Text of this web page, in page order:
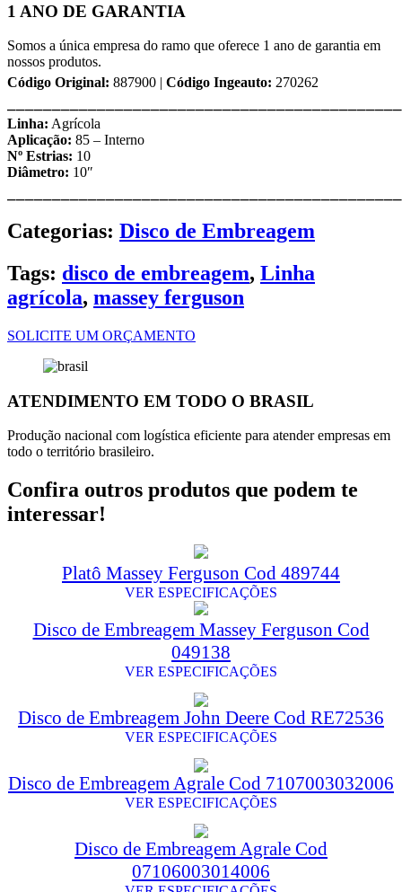
1 ANO DE GARANTIA
Somos a única empresa do ramo que oferece 1 ano de garantia em
nossos produtos.
Código Original: 887900 | Código Ingeauto: 270262
Linha: Agrícola
Aplicação: 85 – Interno
Nº Estrias: 10
Diâmetro: 10″
Categorias: Disco de Embreagem
Tags: disco de embreagem, Linha
agrícola, massey ferguson
SOLICITE UM ORÇAMENTO
ATENDIMENTO EM TODO O BRASIL
Produção nacional com logística eficiente para atender empresas em
todo o território brasileiro.
Confira outros produtos que podem te
interessar!
Platô Massey Ferguson Cod 489744
VER ESPECIFICAÇÕES
Disco de Embreagem Massey Ferguson Cod
049138
VER ESPECIFICAÇÕES
Disco de Embreagem John Deere Cod RE72536
VER ESPECIFICAÇÕES
Disco de Embreagem Agrale Cod 7107003032006
VER ESPECIFICAÇÕES
Disco de Embreagem Agrale Cod
07106003014006